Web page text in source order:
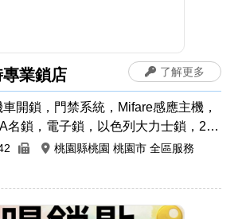
業鎖店
車開鎖，門禁系統，Mifare感應主機，
名鎖，電子鎖，以色列大力士鎖，24
開鎖，各種門鎖，感應卡感應扣，遙控
裝拷貝，電磁鎖，防盜警報門鎖，汽車
桃園縣桃園 桃園市 全區服務
了解更多